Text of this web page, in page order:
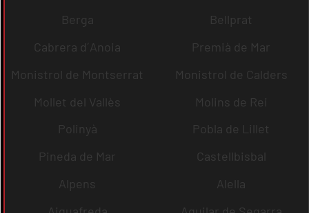
Berga
Bellprat
Cabrera d´Anoia
Premià de Mar
Monistrol de Montserrat
Monistrol de Calders
Mollet del Vallès
Molins de Rei
Polinyà
Pobla de Lillet
Pineda de Mar
Castellbisbal
Alpens
Alella